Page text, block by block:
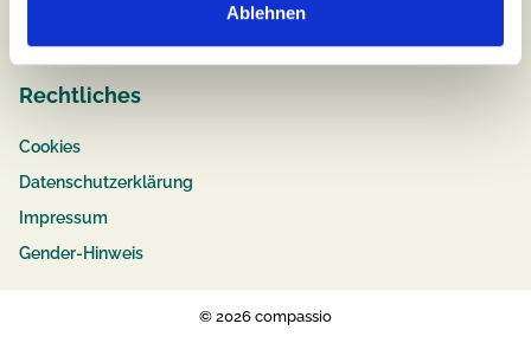
Ablehnen
Rechtliches
Cookies
Datenschutzerklärung
Impressum
Gender-Hinweis
© 2026 compassio